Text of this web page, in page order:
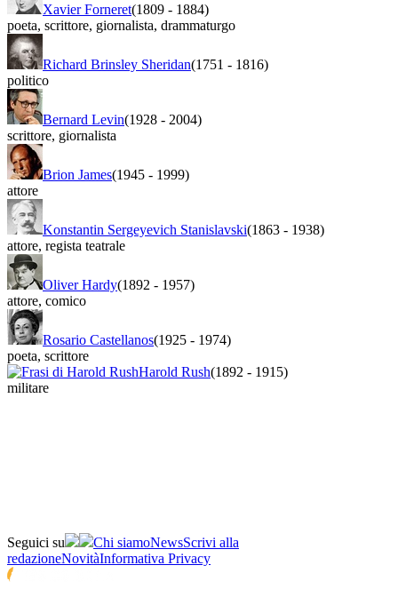
Xavier Forneret(1809 - 1884)
poeta, scrittore, giornalista, drammaturgo
Richard Brinsley Sheridan(1751 - 1816)
politico
Bernard Levin(1928 - 2004)
scrittore, giornalista
Brion James(1945 - 1999)
attore
Konstantin Sergeyevich Stanislavski(1863 - 1938)
attore, regista teatrale
Oliver Hardy(1892 - 1957)
attore, comico
Rosario Castellanos(1925 - 1974)
poeta, scrittore
Harold Rush(1892 - 1915)
militare
Seguici su Chi siamoNewsScrivi alla
redazioneNovitàInformativa Privacy